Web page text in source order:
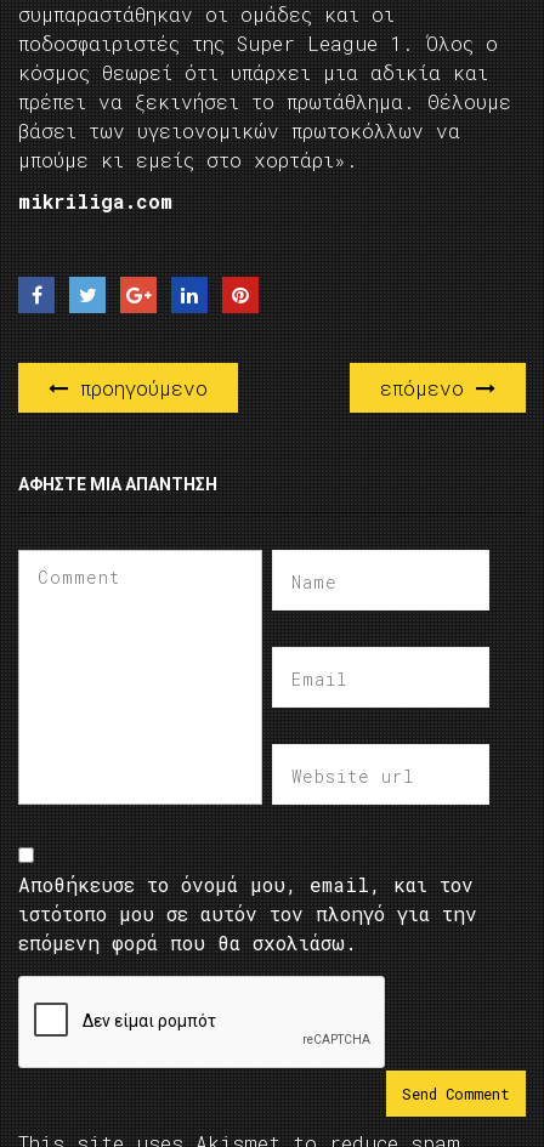
συμπαραστάθηκαν οι ομάδες και οι
ποδοσφαιριστές της Super League 1. Όλος ο
κόσμος θεωρεί ότι υπάρχει μια αδικία και
πρέπει να ξεκινήσει το πρωτάθλημα. Θέλουμε
βάσει των υγειονομικών πρωτοκόλλων να
μπούμε κι εμείς στο χορτάρι».
mikriliga.com
προηγούμενο επόμενο
ΑΦΉΣΤΕ ΜΙΑ ΑΠΆΝΤΗΣΗ
Αποθήκευσε το όνομά μου, email, και τον
ιστότοπο μου σε αυτόν τον πλοηγό για την
επόμενη φορά που θα σχολιάσω.